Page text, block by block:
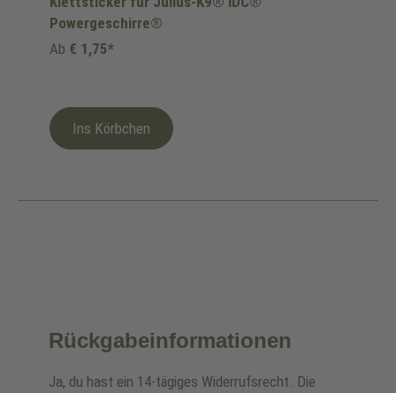
Powergeschirre®
Ab € 1,75*
Ins Körbchen
Rückgabeinformationen
Ja, du hast ein 14-tägiges Widerrufsrecht. Die